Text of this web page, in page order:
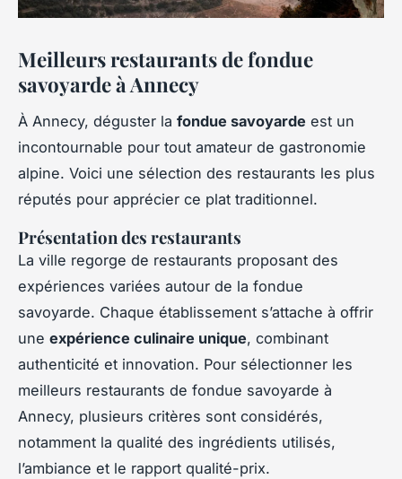
Meilleurs restaurants de fondue
savoyarde à Annecy
À Annecy, déguster la fondue savoyarde est un
incontournable pour tout amateur de gastronomie
alpine. Voici une sélection des restaurants les plus
réputés pour apprécier ce plat traditionnel.
Présentation des restaurants
La ville regorge de restaurants proposant des
expériences variées autour de la fondue
savoyarde. Chaque établissement s’attache à offrir
une expérience culinaire unique, combinant
authenticité et innovation. Pour sélectionner les
meilleurs restaurants de fondue savoyarde à
Annecy, plusieurs critères sont considérés,
notamment la qualité des ingrédients utilisés,
l’ambiance et le rapport qualité-prix.